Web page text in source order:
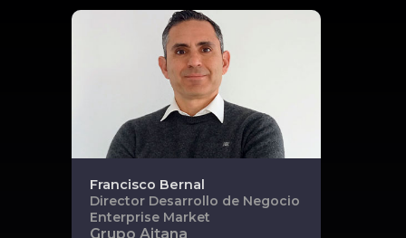
Francisco Bernal
Director Desarrollo de Negocio
Enterprise Market
Grupo Aitana